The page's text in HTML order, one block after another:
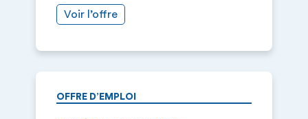
Voir l’offre
OFFRE D’EMPLOI